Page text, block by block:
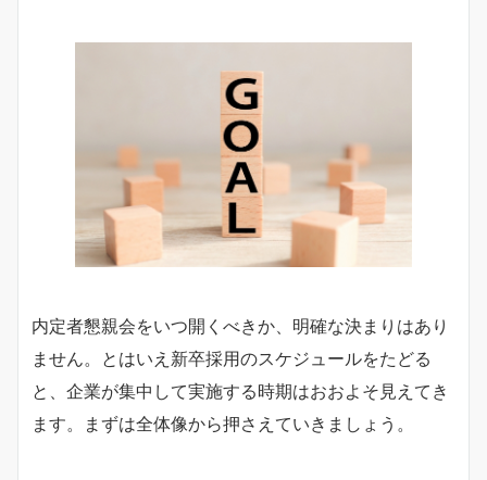
内定者懇親会をいつ開くべきか、明確な決まりはあり
ません。とはいえ新卒採用のスケジュールをたどる
と、企業が集中して実施する時期はおおよそ見えてき
ます。まずは全体像から押さえていきましょう。